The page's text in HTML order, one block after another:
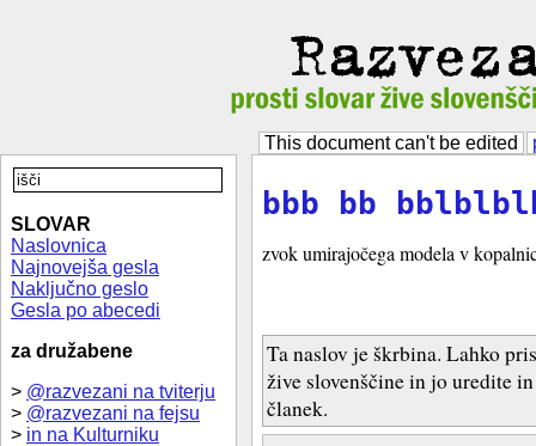
This document can't be edited
SLOVAR
Naslovnica
Najnovejša gesla
Naključno geslo
Gesla po abecedi
za družabene
> @razvezani na tviterju
> @razvezani na fejsu
> in na Kulturniku
bbb bb
zvok umirajočega modela v
Ta naslov je škrbina. Lahko
žive slovenščine in jo uredite
članek.